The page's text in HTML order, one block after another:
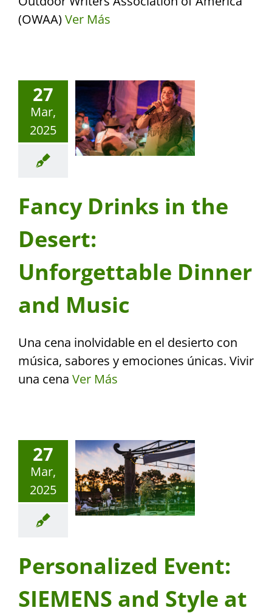
(OWAA) Ver Más
27
Mar,
2025
Fancy Drinks in the
Desert:
Unforgettable Dinner
and Music
Una cena inolvidable en el desierto con
música, sabores y emociones únicas. Vivir
una cena Ver Más
27
Mar,
2025
Personalized Event:
SIEMENS and Style at